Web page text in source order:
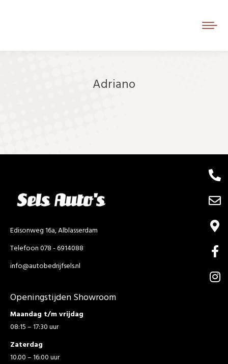
Adriano
Edisonweg 16a, Alblasserdam
Telefoon 078 - 6914088
info@autobedrijfsels.nl
Openingstijden Showroom
Maandag t/m vrijdag
08:15 – 17:30 uur
Zaterdag
10.00 – 16:00 uur